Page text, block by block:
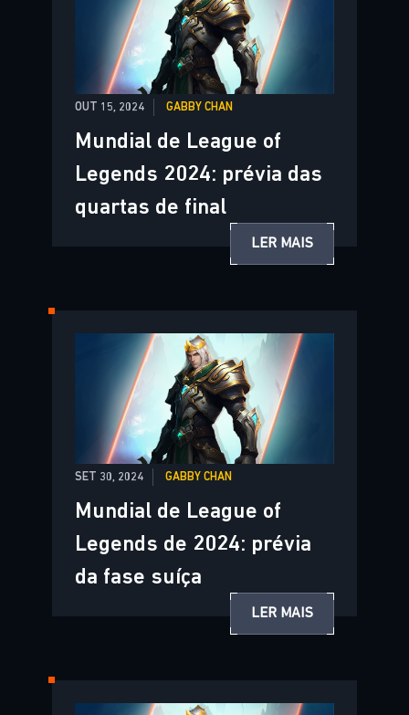
OUT 15, 2024 GABBY CHAN
Mundial de League of
Legends 2024: prévia das
quartas de final
LER MAIS
SET 30, 2024 GABBY CHAN
Mundial de League of
Legends de 2024: prévia
da fase suíça
LER MAIS